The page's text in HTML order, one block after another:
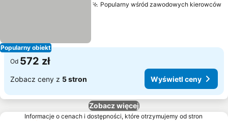
Popularny obiekt
Popularny wśród zawodowych kierowców
Od 572 zł
Zobacz ceny z 5 stron Wyświetl ceny
Zobacz więcej
Informacje o cenach i dostępności, które otrzymujemy od stron